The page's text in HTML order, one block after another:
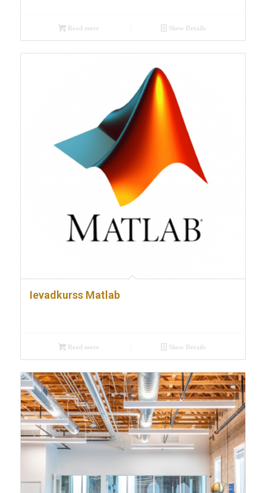
Read more Show Details
Ievadkurss Matlab
Read more Show Details